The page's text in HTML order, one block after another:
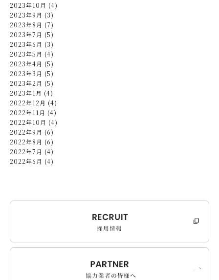
2023年10月 (4)
2023年9月 (3)
2023年8月 (7)
2023年7月 (5)
2023年6月 (3)
2023年5月 (4)
2023年4月 (5)
2023年3月 (5)
2023年2月 (5)
2023年1月 (4)
2022年12月 (4)
2022年11月 (4)
2022年10月 (4)
2022年9月 (6)
2022年8月 (6)
2022年7月 (4)
2022年6月 (4)